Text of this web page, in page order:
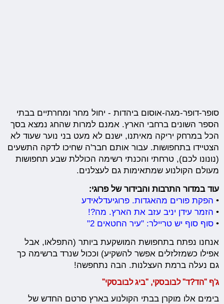
סופר-דופר-מגה-אוסום ביהדות - יחול מחר ומחרתיים בבתי
הספר השונים ברחבי הארץ. אמנם למרות שהחג נמצא בסך
הכל במרחק יריקה מאיתנו, ישנם לא מעט בני נוער שעוד לא
הצטיידו בתחפושות. עבור אותם חבר'ה שחיכו לדקה התשעים
(נונונו לכם), טרחתי והכנתי רשימה הכוללת שבע תחפושות
מעולם הקולנוע שמתאימות גם לעצלנים.
עוד במדור התרבות והבידור של פרוגי:
• הפקת פורים מהאגדות. פרוגיעדלאידע
• הזמר עידן יניב עזב את הארץ. מה?!
•סוף סוף יש טריילר: "עיר החטאים 2"
אנחנו נפתח בתחפושת המושקעת ביותר (התפלאו, אבל
אפילו כשמזלזלים אפשר להשקיע) וככול שנרד ברשימה כך
גם נעלה ברמת העצלנות. הבה נתחפשה!
ג'ף "הד?ד" לבובסקי, "ביג לבובסקי"
בימים אלו מוקרן בבתי הקולנוע בארץ סרטם החדש של